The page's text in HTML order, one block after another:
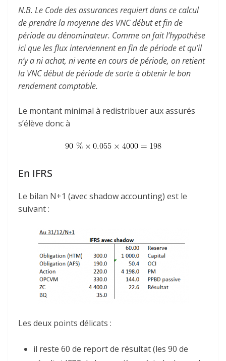
N.B. Le Code des assurances requiert dans ce calcul
de prendre la moyenne des VNC début et fin de
période au dénominateur. Comme on fait l’hypothèse
ici que les flux interviennent en fin de période et qu’il
n’y a ni achat, ni vente en cours de période, on retient
la VNC début de période de sorte à obtenir le bon
rendement comptable.
Le montant minimal à redistribuer aux assurés
s’élève donc à
En IFRS
Le bilan N+1 (avec shadow accounting) est le
suivant :
Les deux points délicats :
il reste 60 de report de résultat (les 90 de